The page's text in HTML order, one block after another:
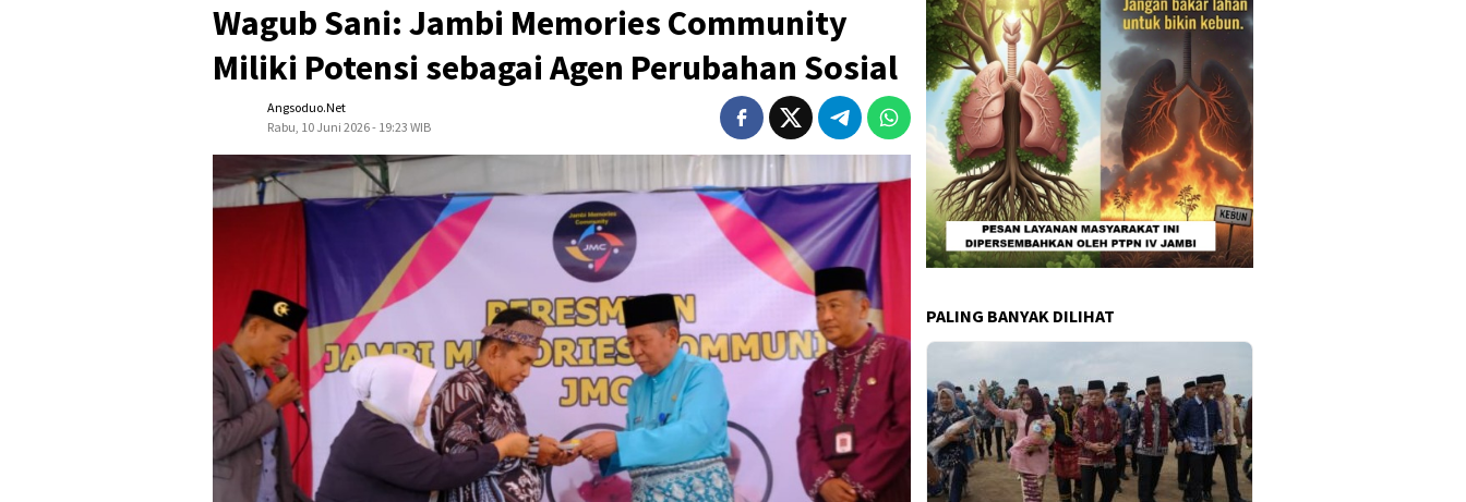
Wagub Sani: Jambi Memories Community
Miliki Potensi sebagai Agen Perubahan Sosial
Angsoduo.net
Rabu, 10 Juni 2026 - 19:23 WIB
PALING BANYAK DILIHAT